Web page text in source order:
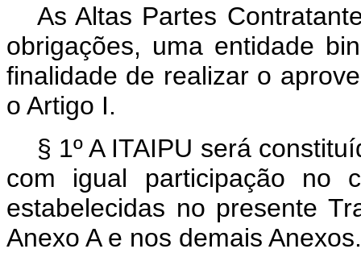
As Altas Partes
obrigações, uma entidade
finalidade de realizar o
o Artigo I.
§ 1º A ITAIPU será
com igual participação no
estabelecidas no presente
Anexo A e nos demais Anexos.